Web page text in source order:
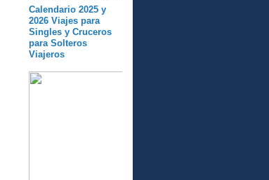
Calendario 2025 y
2026 Viajes para
Singles y Cruceros
para Solteros
Viajeros